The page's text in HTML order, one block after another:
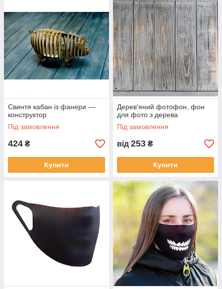
Свинтя кабан із фанери —
конструктор
Під замовлення
424 ₴
Купити
Дерев'яний фотофон, фон
для фото з дерева
Під замовлення
від 253 ₴
Купити